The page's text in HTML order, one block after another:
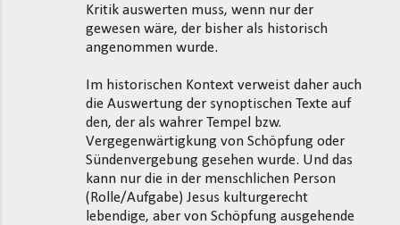
Kritik auswerten muss, wenn nur der
gewesen wäre, der bisher als historisch
angenommen wurde.
Im historischen Kontext verweist daher auch
die Auswertung der synoptischen Texte auf
den, der als wahrer Tempel bzw.
Vergegenwärtigkung von Schöpfung oder
Sündenvergebung gesehen wurde. Und das
kann nur die in der menschlichen Person
(Rolle/Aufgabe) Jesus kulturgerecht
lebendige, aber von Schöpfung ausgehende